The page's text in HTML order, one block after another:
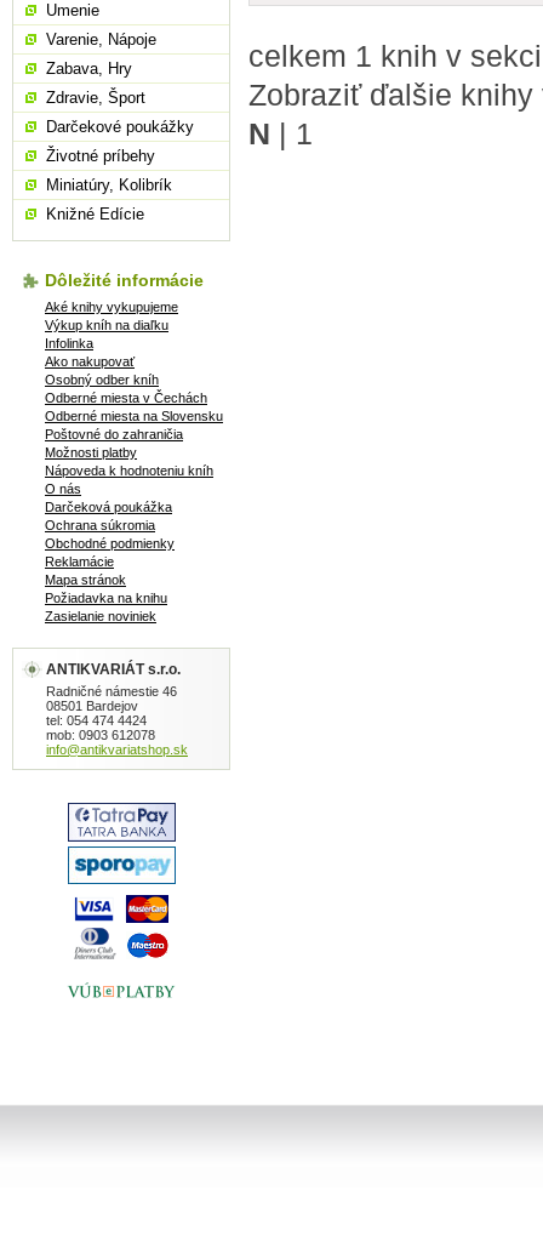
celkem 1 knih v
Zobraziť ďalšie
N | 1
Umenie
Varenie, Nápoje
Zabava, Hry
Zdravie, Šport
Darčekové poukážky
Životné príbehy
Miniatúry, Kolibrík
Knižné Edície
Dôležité informácie
Aké knihy vykupujeme
Výkup kníh na diaľku
Infolinka
Ako nakupovať
Osobný odber kníh
Odberné miesta v Čechách
Odberné miesta na Slovensku
Poštovné do zahraničia
Možnosti platby
Nápoveda k hodnoteniu kníh
O nás
Darčeková poukážka
Ochrana súkromia
Obchodné podmienky
Reklamácie
Mapa stránok
Požiadavka na knihu
Zasielanie noviniek
ANTIKVARIÁT s.r.o.
Radničné námestie 46
08501 Bardejov
tel: 054 474 4424
mob: 0903 612078
info@antikvariatshop.sk